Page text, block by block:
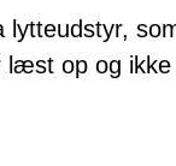
op og